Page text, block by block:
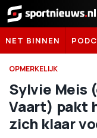
Sportnieuws.nl
NET BINNEN
OPMERKELIJK
Sylvie Meis
Vaart) pakt
zich klaar